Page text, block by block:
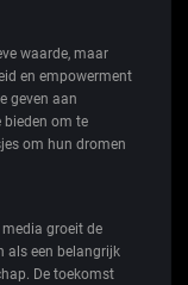
waarde, maar
en empowerment
geven aan
bieden om te
om hun dromen
groeit de
als een belangrijk
De toekomst